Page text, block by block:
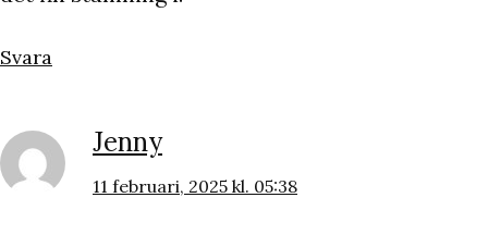
Svara
Jenny
11 februari, 2025 kl. 05:38